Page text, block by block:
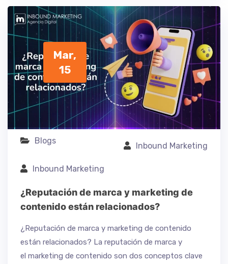
Mar,
15
Blogs
Inbound Marketing
Inbound Marketing
¿Reputación de marca y marketing de
contenido están relacionados?
¿Reputación de marca y marketing de contenido
están relacionados? La reputación de marca y
el marketing de contenido son dos conceptos clave